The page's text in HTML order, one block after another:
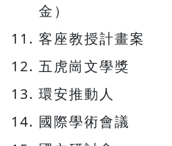
金）
客座教授計畫案
五虎崗文學獎
環安推動人
國際學術會議